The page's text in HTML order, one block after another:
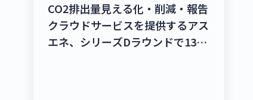
CO2排出量見える化・削減・報告
クラウドサービスを提供するアス
エネ、シリーズDラウンドで135